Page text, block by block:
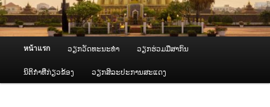
หน้าแรก ວຽກວັດທະນະທຳ ວຽກຮ່ວມມືສາກົນ
ນິຕິກຳທີ່ກ່ຽວຂ້ອງ ວຽກສິລະປະການສະແດງ